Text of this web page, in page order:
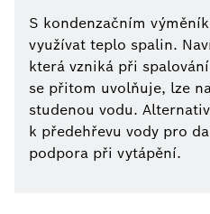
S kondenzačním
využívat teplo spalin.
která vzniká při
se přitom uvolňuje, lze
studenou vodu.
k předehřevu vody pro
podpora při vytápění.